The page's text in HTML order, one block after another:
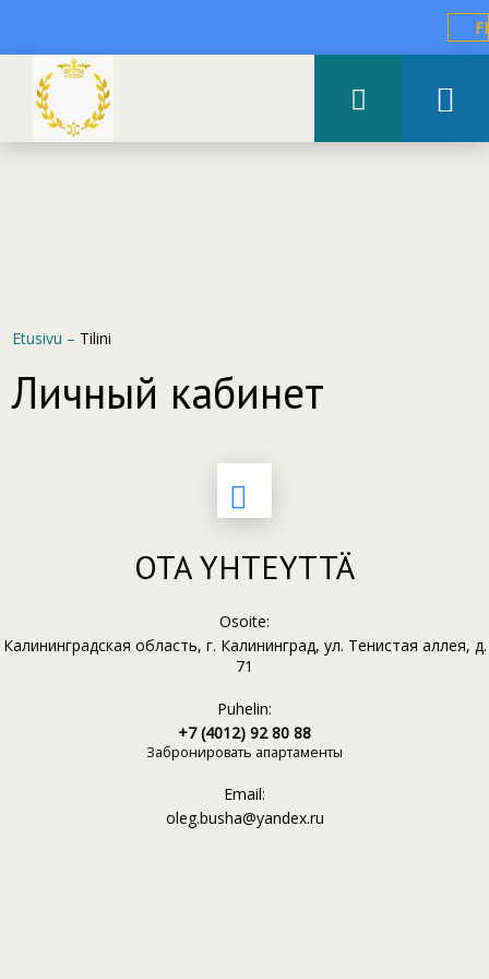
FI
Etusivu – Tilini
Личный кабинет
OTA YHTEYTTÄ
Osoite:
Калининградская область, г. Калининград, ул. Тенистая аллея, д.
71
Puhelin:
+7 (4012) 92 80 88
Забронировать апартаменты
Email:
oleg.busha@yandex.ru